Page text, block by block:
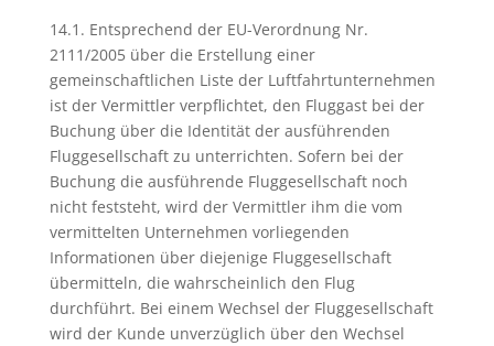
14.1. Entsprechend der EU-Verordnung Nr.
2111/2005 über die Erstellung einer
gemeinschaftlichen Liste der Luftfahrtunternehmen
ist der Vermittler verpflichtet, den Fluggast bei der
Buchung über die Identität der ausführenden
Fluggesellschaft zu unterrichten. Sofern bei der
Buchung die ausführende Fluggesellschaft noch
nicht feststeht, wird der Vermittler ihm die vom
vermittelten Unternehmen vorliegenden
Informationen über diejenige Fluggesellschaft
übermitteln, die wahrscheinlich den Flug
durchführt. Bei einem Wechsel der Fluggesellschaft
wird der Kunde unverzüglich über den Wechsel